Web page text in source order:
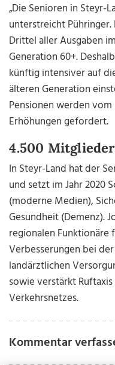
„Die Senioren in Steyr-
unterstreicht
Drittel aller Ausgaben
Generation 60+.
künftig intensiver auf
älteren Generation
Pensionen werden
Erhöhungen gefordert.
4.500 Mitglieder
In Steyr-Land hat der
und setzt im Jahr 2020
(moderne Medien),
Gesundheit (Demenz).
regionalen
Verbesserungen bei
landärztlichen
sowie verstärkt
Verkehrsnetzes.
Kommentar